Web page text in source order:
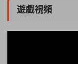
遊戲視頻